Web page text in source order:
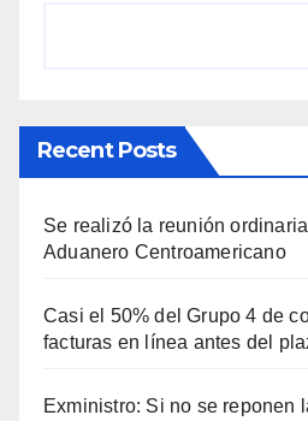
Recent Posts
Se realizó la reunión
Aduanero Centroamericano
Casi el 50% del Grupo 4 de
facturas en línea antes del
Exministro: Si no se reponen